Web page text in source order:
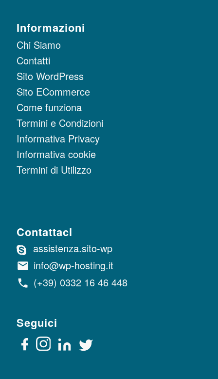
Informazioni
Chi Siamo
Contatti
Sito WordPress
Sito ECommerce
Come funziona
Termini e Condizioni
Informativa Privacy
Informativa cookie
Termini di Utilizzo
Contattaci
assistenza.sito-wp
info@wp-hosting.it
(+39) 0332 16 46 448
Seguici